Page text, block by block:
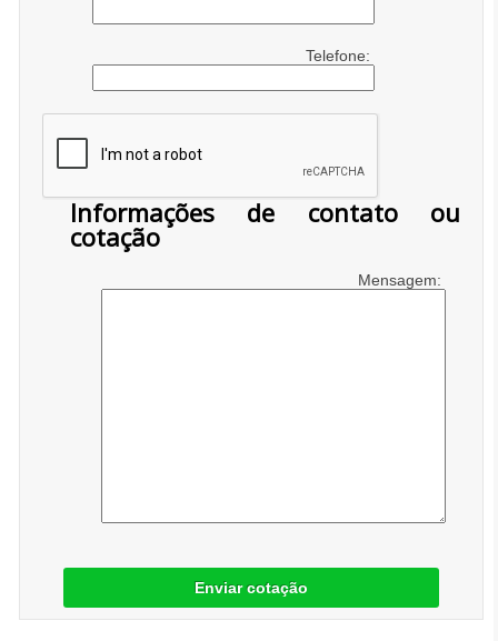
Telefone:
Informações de contato ou
cotação
Mensagem:
Enviar cotação